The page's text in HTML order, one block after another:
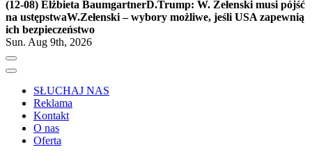
(12-08) Elżbieta BaumgartnerD.Trump: W. Zełenski musi pójść
na ustępstwaW.Zełenski – wybory możliwe, jeśli USA zapewnią
ich bezpieczeństwo
Sun. Aug 9th, 2026
SŁUCHAJ NAS
Reklama
Kontakt
O nas
Oferta